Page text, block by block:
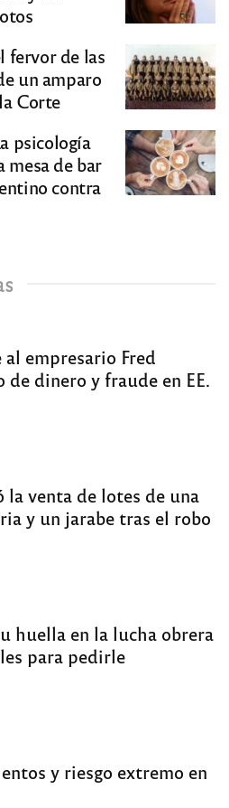
fervor de las
un amparo
Corte
psicología
mesa de bar
contra
empresario Fred
dinero y fraude en EE.
venta de lotes de una
y un jarabe tras el robo
huella en la lucha obrera
para pedirle
y riesgo extremo en